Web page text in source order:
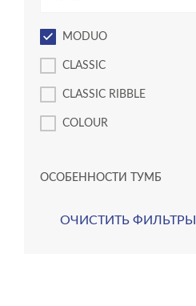
MODUO
CLASSIC
CLASSIC RIBBLE
COLOUR
LARA
ОСОБЕННОСТИ ТУМБ
ОЧИСТИТЬ ФИЛЬТРЫ